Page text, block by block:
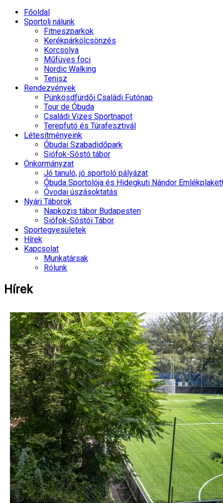
Főoldal
Sportolj nálunk
Fitneszparkok
Kerékpárkölcsönzés
Korcsolya
Műfüves foci
Nordic Walking
Tenisz
Rendezvények
Pünkösdfürdői Családi Futónap
Tour de Óbuda
Családi Vizes Sportnapot
Terepfutó és Túrafesztivál
Létesítményeink
Óbudai Szabadidőpark
Siófok-Sóstó tábor
Önkormányzat
Jó tanuló, jó sportoló pályázat
Óbuda Sportolója és Hidegkuti Nándor
Óvodai úszásoktatás
Nyári Táborok
Napközis tábor Budapesten
Siófok-Sóstói Tábor
Sportegyesületek
Hírek
Kapcsolat
Munkatársak
Rólunk
Hírek